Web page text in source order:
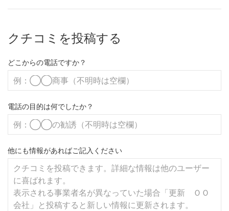
クチコミを投稿する
どこからの電話ですか？
電話の目的は何でしたか？
他にも情報があればご記入ください